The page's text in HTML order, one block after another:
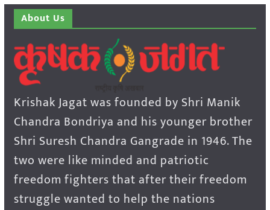
About Us
Krishak Jagat was founded by Shri Manik
Chandra Bondriya and his younger brother
Shri Suresh Chandra Gangrade in 1946. The
two were like minded and patriotic
freedom fighters that after their freedom
struggle wanted to help the nations